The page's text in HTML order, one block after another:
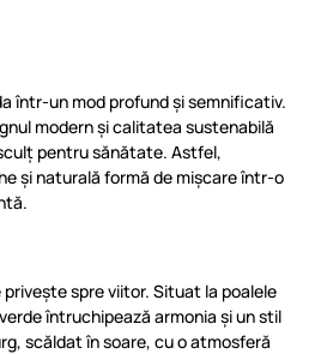
într-un mod profund și semnificativ.
modern și calitatea sustenabilă
pentru sănătate. Astfel,
și naturală formă de mișcare într-o
spre viitor. Situat la poalele
întruchipează armonia și un stil
scăldat în soare, cu o atmosferă